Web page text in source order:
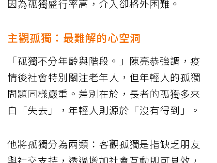
因為孤獨盛行率高，介入卻格外困難。
主觀孤獨：最難解的心空洞
「孤獨不分年齡與階段。」陳亮恭強調，疫
情後社會特別關注老年人，但年輕人的孤獨
問題同樣嚴重。差別在於，長者的孤獨多來
自「失去」，年輕人則源於「沒有得到」。
他將孤獨分為兩類：客觀孤獨是指缺乏朋友